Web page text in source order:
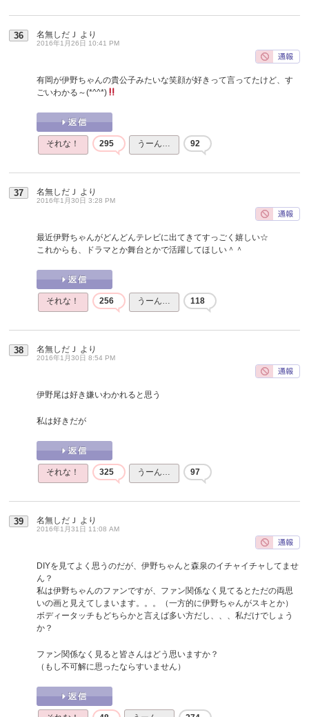
36 名無しだＪ より
2016年1月26日 10:41 PM
有岡が伊野ちゃんの貴公子みたいな笑顔が好きって言ってたけど、す
ごいわかる～(*^^*)
それな！ 295 うーん… 92
37 名無しだＪ より
2016年1月30日 3:28 PM
最近伊野ちゃんがどんどんテレビに出てきてすっごく嬉しい☆
これからも、ドラマとか舞台とかで活躍してほしい＾＾
それな！ 256 うーん… 118
38 名無しだＪ より
2016年1月30日 8:54 PM
伊野尾は好き嫌いわかれると思う
私は好きだが
それな！ 325 うーん… 97
39 名無しだＪ より
2016年1月31日 11:08 AM
DIYを見てよく思うのだが、伊野ちゃんと森泉のイチャイチャしてませ
ん？
私は伊野ちゃんのファンですが、ファン関係なく見てるとただの両思
いの画と見えてしまいます。。。（一方的に伊野ちゃんがスキとか）
ボディータッチもどちらかと言えば多い方だし、、、私だけでしょう
か？
ファン関係なく見ると皆さんはどう思いますか？
（もし不可解に思ったならすいません）